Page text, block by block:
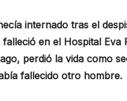
internado tras el
en el Hospital
perdió la vida como
fallecido otro hombre.